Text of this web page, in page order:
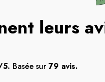
leurs
5. Basée sur 79 avis.